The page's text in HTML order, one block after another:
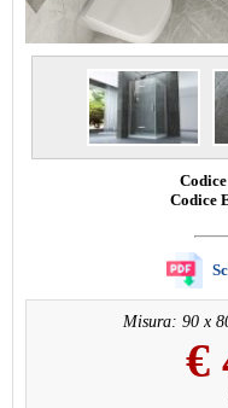
Codice
Misura: 90 x
€